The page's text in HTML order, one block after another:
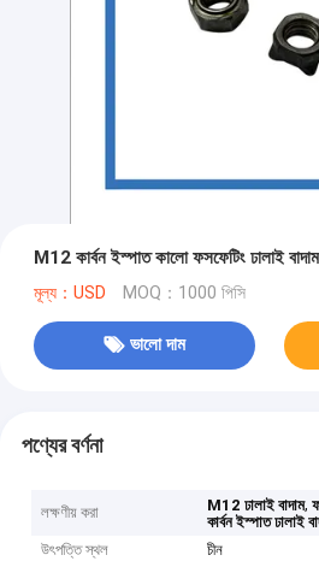
M12 কার্বন ইস্পাত কালো ফসফেটিং ঢালাই বাদাম অ
মূল্য：USD MOQ：1000 পিসি
ভালো দাম
পণ্যের বর্ণনা
লক্ষণীয় করা M12 ঢালাই বাদাম,
কার্বন ইস্পাত ঢালাই
উৎপত্তি স্থল
চীন